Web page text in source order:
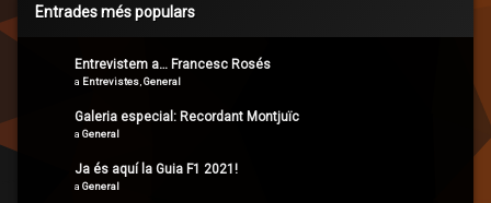
Entrades més populars
Entrevistem a… Francesc Rosés
a Entrevistes,General
Galeria especial: Recordant Montjuïc
a General
Ja és aquí la Guia F1 2021!
a General